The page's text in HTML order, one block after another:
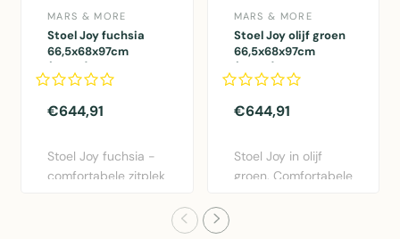
MARS & MORE
Stoel Joy fuchsia
66,5x68x97cm
(pallet)
€644,91
Stoel Joy fuchsia -
comfortabele zitplek
MARS & MORE
Stoel Joy olijf groen
66,5x68x97cm
(pallet)
€644,91
Stoel Joy in olijf
groen. Comfortabele